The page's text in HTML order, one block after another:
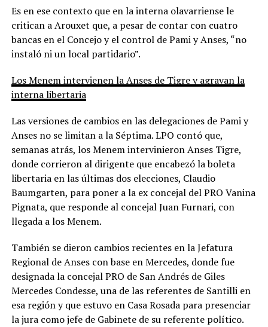
Es en ese contexto que en la interna olavarriense le
critican a Arouxet que, a pesar de contar con cuatro
bancas en el Concejo y el control de Pami y Anses, “no
instaló ni un local partidario”.
Los Menem intervienen la Anses de Tigre y agravan la
interna libertaria
Las versiones de cambios en las delegaciones de Pami y
Anses no se limitan a la Séptima. LPO contó que,
semanas atrás, los Menem intervinieron Anses Tigre,
donde corrieron al dirigente que encabezó la boleta
libertaria en las últimas dos elecciones, Claudio
Baumgarten, para poner a la ex concejal del PRO Vanina
Pignata, que responde al concejal Juan Furnari, con
llegada a los Menem.
También se dieron cambios recientes en la Jefatura
Regional de Anses con base en Mercedes, donde fue
designada la concejal PRO de San Andrés de Giles
Mercedes Condesse, una de las referentes de Santilli en
esa región y que estuvo en Casa Rosada para presenciar
la jura como jefe de Gabinete de su referente político.